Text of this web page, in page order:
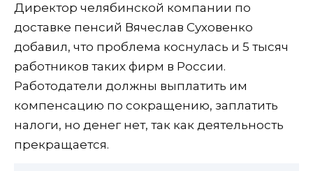
Директор челябинской компании по
доставке пенсий Вячеслав Суховенко
добавил, что проблема коснулась и 5 тысяч
работников таких фирм в России.
Работодатели должны выплатить им
компенсацию по сокращению, заплатить
налоги, но денег нет, так как деятельность
прекращается.